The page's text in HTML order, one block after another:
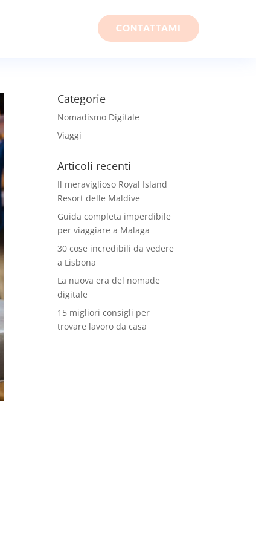
CONTATTAMI
Categorie
Nomadismo Digitale
Viaggi
Articoli recenti
Il meraviglioso Royal Island
Resort delle Maldive
Guida completa imperdibile
per viaggiare a Malaga
30 cose incredibili da vedere
a Lisbona
La nuova era del nomade
digitale
15 migliori consigli per
trovare lavoro da casa